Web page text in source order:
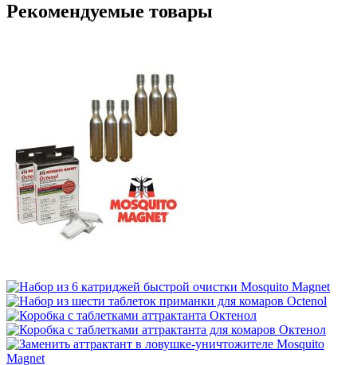
Рекомендуемые товары